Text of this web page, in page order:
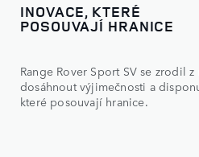
INOVACE, KTERÉ
POSOUVAJÍ HRANICE
Range Rover Sport SV se zrodil
dosáhnout výjimečnosti a
které posouvají hranice.